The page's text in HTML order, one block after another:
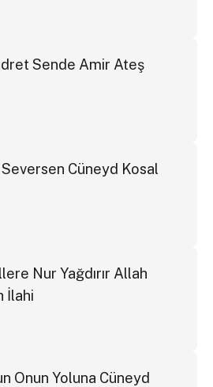
Sende Amir Ateş
Cüneyd Kosal
Nur Yağdırır Allah
İlahi
Onun Yoluna Cüneyd